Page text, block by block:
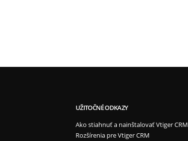
UŽITOČNÉ ODKAZY
Ako stiahnuť a nainštalovať Vtiger CRM
Rozšírenia pre Vtiger CRM